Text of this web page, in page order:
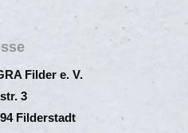
Filder e. V.
3
Filderstadt